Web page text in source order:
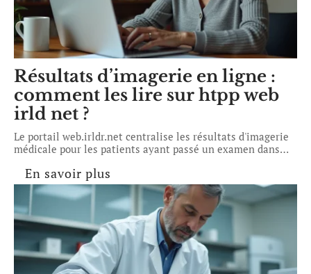
Résultats d’imagerie en ligne :
comment les lire sur htpp web
irld net ?
Le portail web.irldr.net centralise les résultats d'imagerie
médicale pour les patients ayant passé un examen dans…
En savoir plus